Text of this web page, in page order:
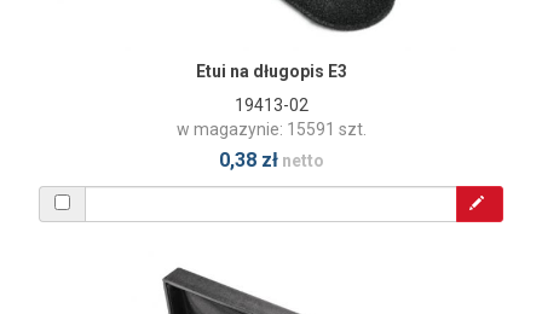
Etui na długopis E3
19413-02
w magazynie: 15591 szt.
0,38 złnetto